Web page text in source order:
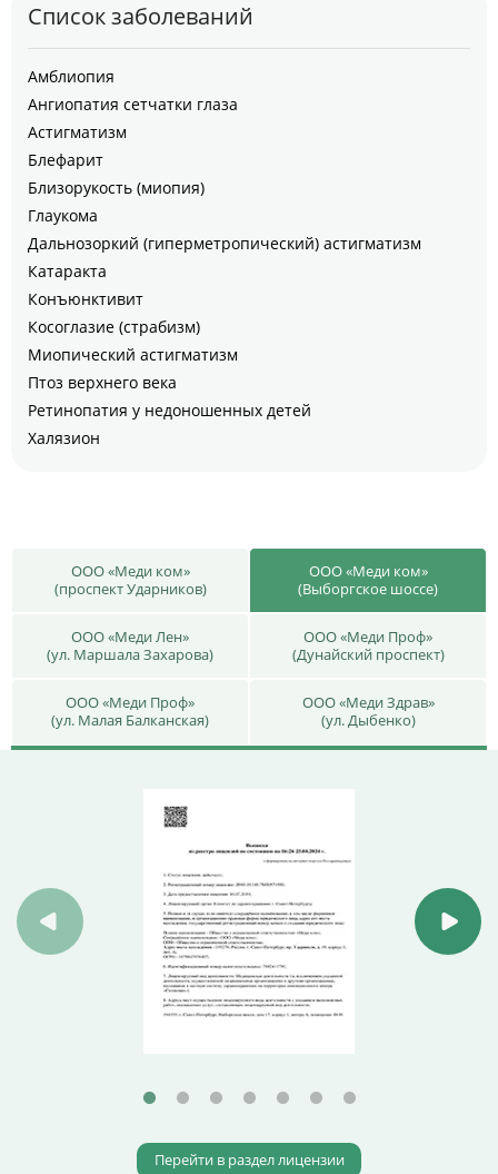
Список заболеваний
Амблиопия
Ангиопатия сетчатки глаза
Астигматизм
Блефарит
Близорукость (миопия)
Глаукома
Дальнозоркий (гиперметропический) астигматизм
Катаракта
Конъюнктивит
Косоглазие (страбизм)
Миопический астигматизм
Птоз верхнего века
Ретинопатия у недоношенных детей
Халязион
ООО «Меди ком»
(проспект Ударников)
ООО «Меди ком»
(Выборгское шоссе)
ООО «Меди Лен»
(ул. Маршала Захарова)
ООО «Меди Проф»
(Дунайский проспект)
ООО «Меди Проф»
(ул. Малая Балканская)
ООО «Меди Здрав»
(ул. Дыбенко)
Перейти в раздел лицензии